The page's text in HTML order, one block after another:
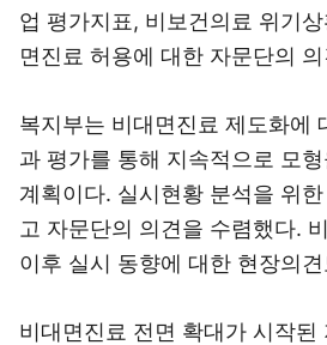
업 평가지표, 비보건의료 위기
면진료 허용에 대한 자문단의
복지부는 비대면진료 제도화에
과 평가를 통해 지속적으로 모
계획이다. 실시현황 분석을 위
고 자문단의 의견을 수렴했다.
이후 실시 동향에 대한 현장의
비대면진료 전면 확대가 시작